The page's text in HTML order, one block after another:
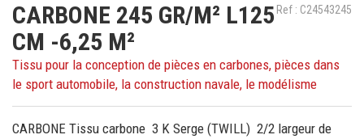
Ref : C24543245
CARBONE 245 GR/M² L125
CM -6,25 M²
Tissu pour la conception de pièces en carbones, pièces dans
le sport automobile, la construction navale, le modélisme
CARBONE Tissu carbone 3 K Serge (TWILL) 2/2 largeur de